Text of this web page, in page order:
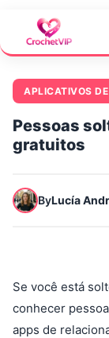
APLICATIVOS
Pessoas
gratuitos
ByLucía
Se você está
conhecer
apps de